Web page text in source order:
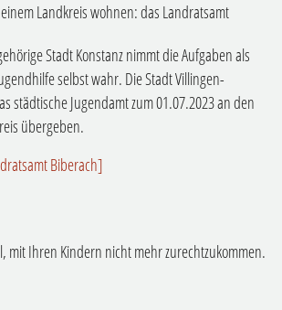
Landkreis wohnen: das Landratsamt
Stadt Konstanz nimmt die Aufgaben als
selbst wahr. Die Stadt Villingen-
städtische Jugendamt zum 01.07.2023 an den
übergeben.
Biberach]
mit Ihren Kindern nicht mehr zurechtzukommen.